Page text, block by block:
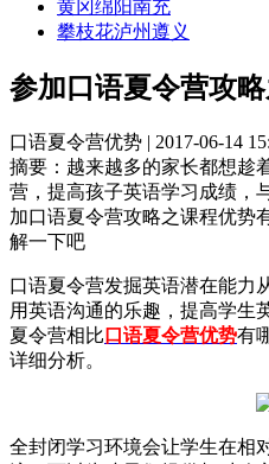
黄冈绵阳南充
攀枝花泸州遵义
参加口语夏令营攻
口语夏令营优势 | 2017-06-14
摘要： 越来越多的家长都想趁
营，提高孩子英语学习成绩，
加口语夏令营攻略之课程优势
解一下吧
口语夏令营发掘英语潜在能力
用英语沟通的乐趣，提高学生
夏令营相比 口语夏令营优势有
详细分析。
全封闭学习环境会让学生在相